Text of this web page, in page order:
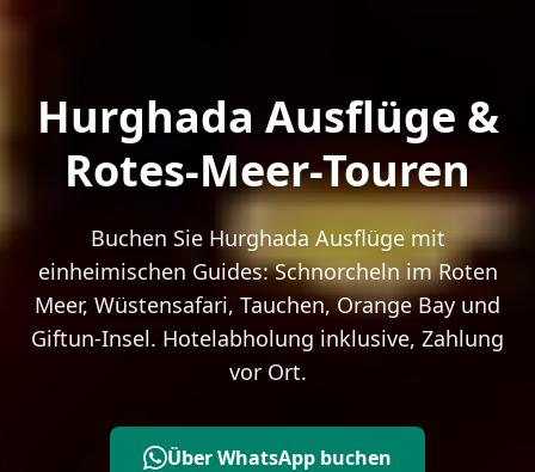
Hurghada Ausflüge &
Rotes-Meer-Touren
Buchen Sie Hurghada Ausflüge mit
einheimischen Guides: Schnorcheln im Roten
Meer, Wüstensafari, Tauchen, Orange Bay und
Giftun-Insel. Hotelabholung inklusive, Zahlung
vor Ort.
Über WhatsApp buchen